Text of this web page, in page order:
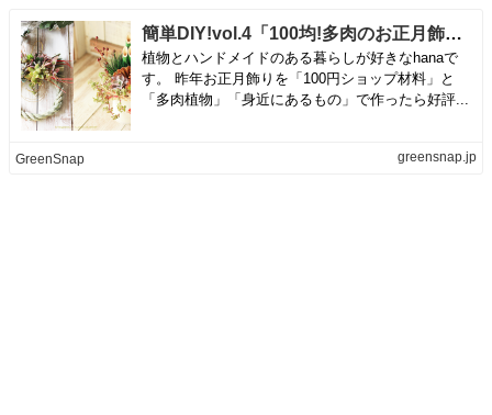
簡単DIY!vol.4「100均!多肉のお正月飾りの作り方」 ｜🍀GreenSnap（グリーンスナップ）
植物とハンドメイドのある暮らしが好きなhanaで
す。 昨年お正月飾りを「100円ショップ材料」と
「多肉植物」「身近にあるもの」で作ったら好評...
GreenSnap greensnap.jp